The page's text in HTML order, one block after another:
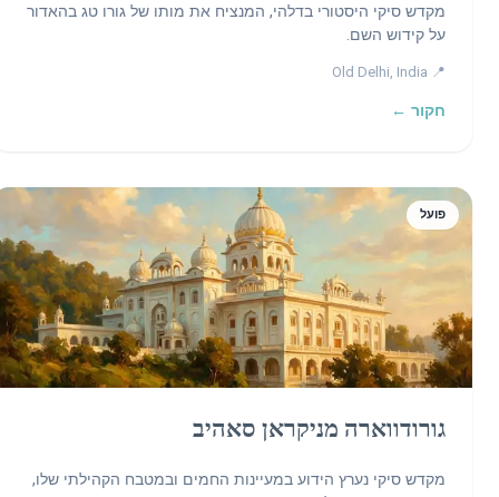
מקדש סיקי היסטורי בדלהי, המנציח את מותו של גורו טג בהאדור
על קידוש השם.
חקור ←
פועל
גורודווארה מניקראן סאהיב
מקדש סיקי נערץ הידוע במעיינות החמים ובמטבח הקהילתי שלו,